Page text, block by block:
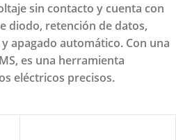
sin contacto y cuenta con
diodo, retención de datos,
apagado automático. Con una
es una herramienta
eléctricos precisos.